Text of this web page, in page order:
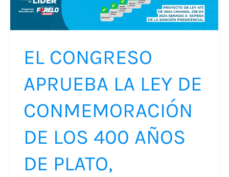
EL CONGRESO
APRUEBA LA LEY DE
CONMEMORACIÓN
DE LOS 400 AÑOS
DE PLATO,
LA
CONMEMORACIÓN
LOS
400
AÑOS
DE
MAGDALENA